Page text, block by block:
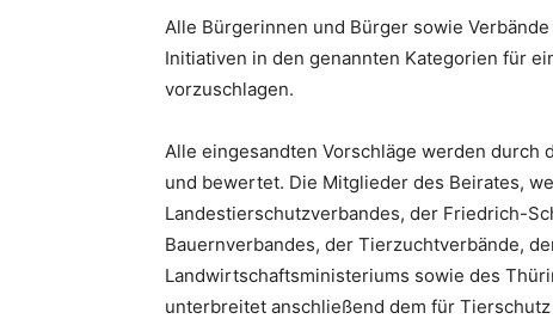
Alle Bürgerinnen und Bürger sowie
Initiativen in den genannten Kategorien für
vorzuschlagen.
Alle eingesandten Vorschläge werden
und bewertet. Die Mitglieder des Beirates,
Landestierschutzverbandes, der Friedrich-
Bauernverbandes, der Tierzuchtverbände,
Landwirtschaftsministeriums sowie des
unterbreitet anschließend dem für